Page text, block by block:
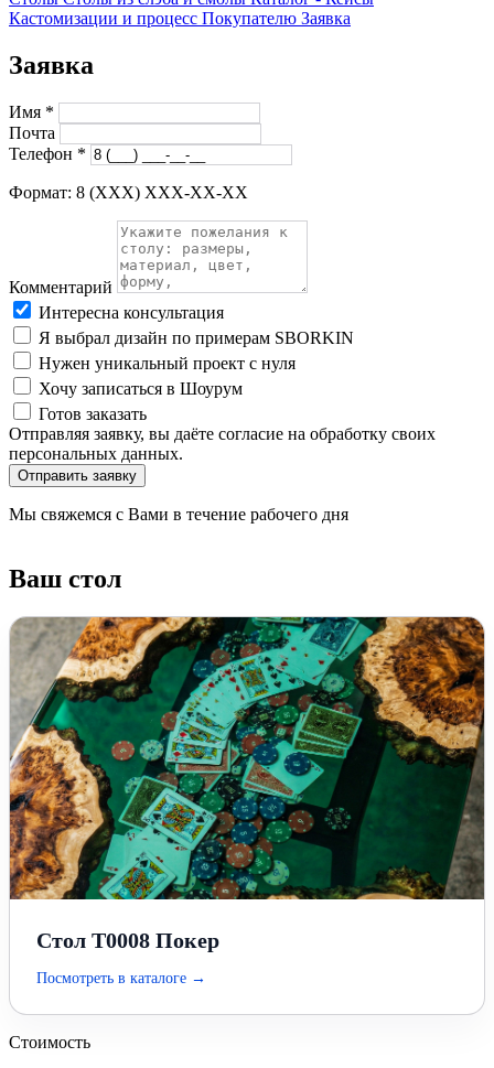
Кастомизации и процесс Покупателю Заявка
Ваш стол
Стол T0008 Покер
Посмотреть в каталоге →
Стоимость
Заявка
Имя *
Почта
Телефон *
Формат: 8 (XXX) XXX-XX-XX
Комментарий
Интересна консультация
Я выбрал дизайн по примерам SBORKIN
Нужен уникальный проект с нуля
Хочу записаться в Шоурум
Готов заказать
Отправляя заявку, вы даёте согласие на обработку своих
персональных данных.
Отправить заявку
Мы свяжемся с Вами в течение рабочего дня